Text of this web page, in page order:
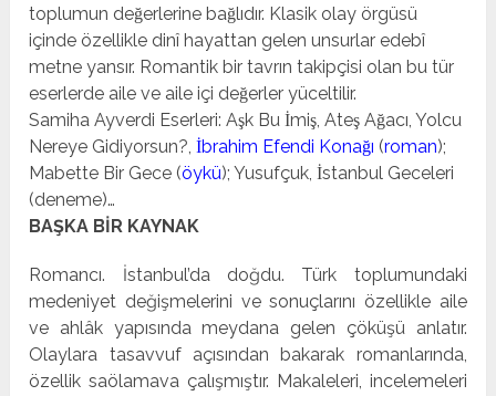
toplumun değerlerine bağlıdır. Klasik olay örgüsü
içinde özellikle dinî hayattan gelen unsurlar edebî
metne yansır. Romantik bir tavrın takipçisi olan bu tür
eserlerde aile ve aile içi değerler yüceltilir.
Samiha Ayverdi Eserleri: Aşk Bu İmiş, Ateş Ağacı, Yolcu
Nereye Gidiyorsun?,İbrahim Efendi Konağı (roman);
Mabette Bir Gece (öykü); Yusufçuk, İstanbul Geceleri
(deneme)…
BAŞKA BİR KAYNAK
Romancı. İstanbul’da doğdu. Türk toplumundaki
medeniyet değişmelerini ve sonuçla­rını özellikle aile
ve ahlâk yapısında meydana gelen çöküşü anlatır.
Olaylara tasavvuf açısından bakarak romanlarında,
özellik saölamava çalışmıştır. Makaleleri, incelemeleri